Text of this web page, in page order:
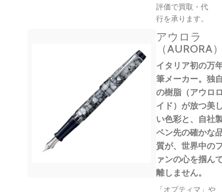
評価で買取・代
行を承ります。
アウロラ
（AURORA
イタリア初の万
筆メーカー。独
の樹脂（アウロ
イド）が放つ美
い色彩と、自社
ペン先の確かな
質が、世界中の
ァンの心を掴ん
離しません。
「オプティマ」や